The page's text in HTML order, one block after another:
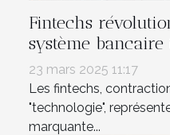
Fintechs
système
23 mars 2025 11:17
Les fintechs,
"technologie",
marquante...